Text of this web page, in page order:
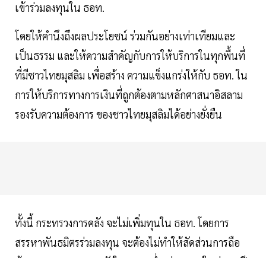
เข้าร่วมลงทุนใน ธอท.
โดยให้คำนึงถึงผลประโยชน์ ร่วมกันอย่างเท่าเทียมและ
เป็นธรรม และให้ความสำคัญกับการให้บริการในทุกพื้นที่
ที่มีชาวไทยมุสลิม เพื่อสร้าง ความแข็งแกร่งให้กับ ธอท. ใน
การให้บริการทางการเงินที่ถูกต้องตามหลักศาสนาอิสลาม
รองรับความต้องการ ของชาวไทยมุสลิมได้อย่างยั่งยืน
ทั้งนี้ กระทรวงการคลัง จะไม่เพิ่มทุนใน ธอท. โดยการ
สรรหาพันธมิตรร่วมลงทุน จะต้องไม่ทำให้สัดส่วนการถือ